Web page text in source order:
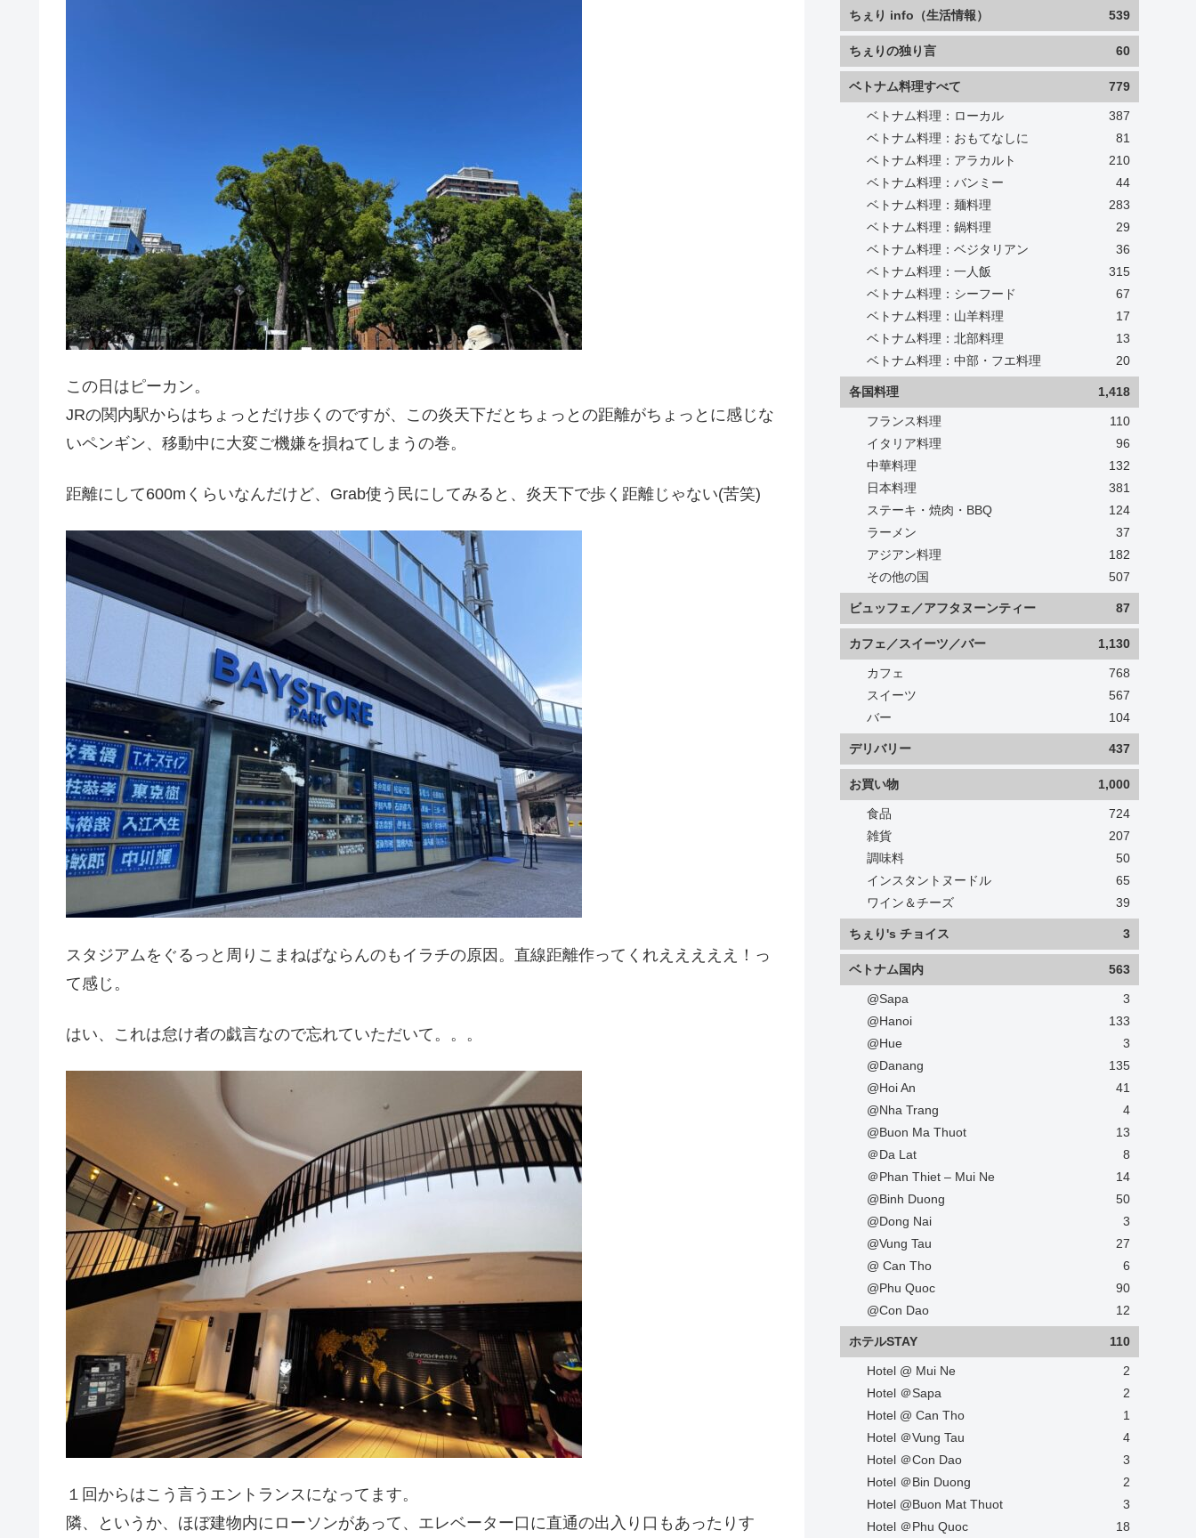
この日はピーカン。
JRの関内駅からはちょっとだけ歩くのですが、この炎天下だとちょっとの距離がちょっとに感じな
いペンギン、移動中に大変ご機嫌を損ねてしまうの巻。
距離にして600mくらいなんだけど、Grab使う民にしてみると、炎天下で歩く距離じゃない(苦笑)
スタジアムをぐるっと周りこまねばならんのもイラチの原因。直線距離作ってくれえええええ！っ
て感じ。
はい、これは怠け者の戯言なので忘れていただいて。。。
１回からはこう言うエントランスになってます。
隣、というか、ほぼ建物内にローソンがあって、エレベーター口に直通の出入り口もあったりす
ちぇり info（生活情報） 539
ちぇりの独り言 60
ベトナム料理すべて 779
ベトナム料理：ローカル
387
ベトナム料理：おもてなしに
81
ベトナム料理：アラカルト
210
ベトナム料理：バンミー
44
ベトナム料理：麺料理
283
ベトナム料理：鍋料理
29
ベトナム料理：ベジタリアン
36
ベトナム料理：一人飯
315
ベトナム料理：シーフード
67
ベトナム料理：山羊料理
17
ベトナム料理：北部料理
13
ベトナム料理：中部・フエ料理
20
各国料理 1,418
フランス料理
110
イタリア料理
96
中華料理
132
日本料理
381
ステーキ・焼肉・BBQ
124
ラーメン
37
アジアン料理
182
その他の国
507
ビュッフェ／アフタヌーンティー 87
カフェ／スイーツ／バー 1,130
カフェ
768
スイーツ
567
バー
104
デリバリー 437
お買い物 1,000
食品
724
雑貨
207
調味料
50
インスタントヌードル
65
ワイン＆チーズ
39
ちぇり's チョイス 3
ベトナム国内 563
@Sapa
3
@Hanoi
133
@Hue
3
@Danang
135
@Hoi An
41
@Nha Trang
4
@Buon Ma Thuot
13
＠Da Lat
8
＠Phan Thiet – Mui Ne
14
@Binh Duong
50
@Dong Nai
3
@Vung Tau
27
@ Can Tho
6
@Phu Quoc
90
@Con Dao
12
ホテルSTAY 110
Hotel @ Mui Ne
2
Hotel ＠Sapa
2
Hotel @ Can Tho
1
Hotel ＠Vung Tau
4
Hotel ＠Con Dao
3
Hotel ＠Bin Duong
2
Hotel @Buon Mat Thuot
3
Hotel ＠Phu Quoc
18